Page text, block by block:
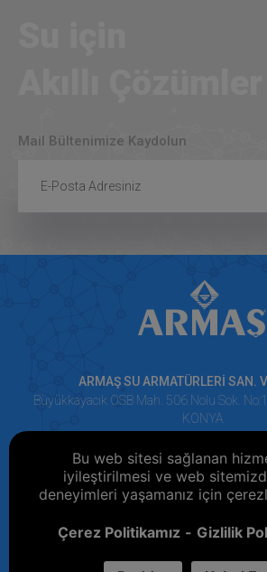
Bu web sitesi sağlanan
iyileştirilmesi ve web
deneyimleri yaşamanız için
Çerez Politikamız Gizlilik
Mail Bültenimize Kaydolun
ARMAŞ SU ARMATÜRLERİ SAN.
Büyükkayacık OSB Mah. 506 Nolu Sok.
KONYA
+90 332 251 74 17